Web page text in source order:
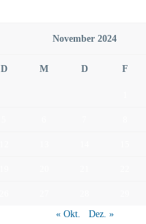
November 2024
D M D F
« Okt.
Dez. »